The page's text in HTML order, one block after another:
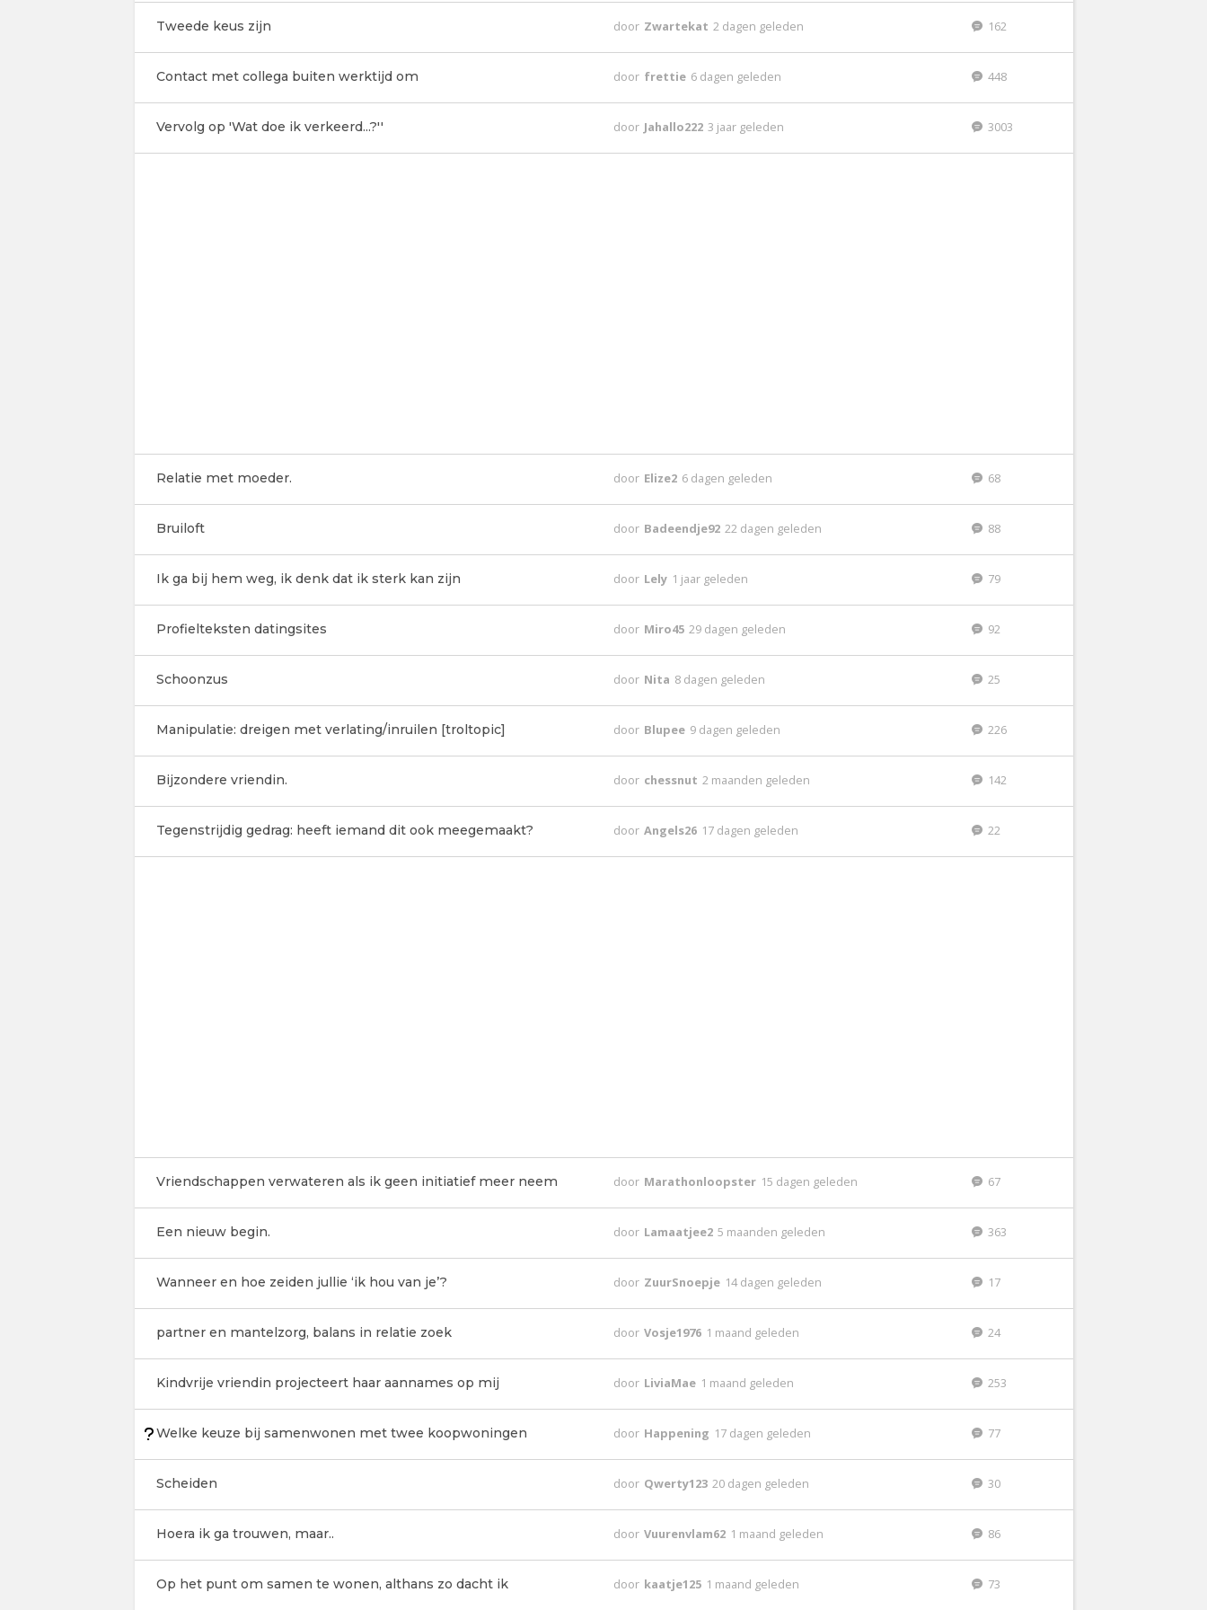
Tweede keus zijn door Zwartekat 2 dagen geleden 162
Contact met collega buiten werktijd om door frettie 6 dagen geleden 448
Vervolg op 'Wat doe ik verkeerd...?'' door Jahallo222 3 jaar geleden 3003
Relatie met moeder. door Elize2 6 dagen geleden 68
Bruiloft door Badeendje92 22 dagen geleden 88
Ik ga bij hem weg, ik denk dat ik sterk kan zijn door Lely 1 jaar geleden 79
Profielteksten datingsites door Miro45 29 dagen geleden 92
Schoonzus door Nita 8 dagen geleden 25
Manipulatie: dreigen met verlating/inruilen [troltopic] door Blupee 9 dagen geleden 226
Bijzondere vriendin. door chessnut 2 maanden geleden 142
Tegenstrijdig gedrag: heeft iemand dit ook meegemaakt? door Angels26 17 dagen geleden 22
Vriendschappen verwateren als ik geen initiatief meer neem door Marathonloopster 15 dagen geleden 67
Een nieuw begin. door Lamaatjee2 5 maanden geleden 363
Wanneer en hoe zeiden jullie ‘ik hou van je’? door ZuurSnoepje 14 dagen geleden 17
partner en mantelzorg, balans in relatie zoek door Vosje1976 1 maand geleden 24
Kindvrije vriendin projecteert haar aannames op mij door LiviaMae 1 maand geleden 253
Welke keuze bij samenwonen met twee koopwoningen door Happening 17 dagen geleden 77
Scheiden door Qwerty123 20 dagen geleden 30
Hoera ik ga trouwen, maar.. door Vuurenvlam62 1 maand geleden 86
Op het punt om samen te wonen, althans zo dacht ik door kaatje125 1 maand geleden 73